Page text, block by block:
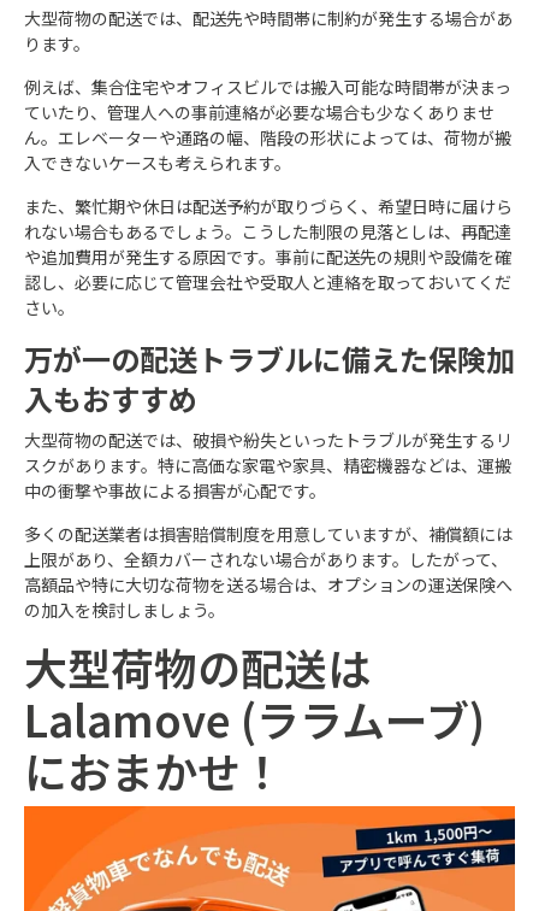
大型荷物の配送では、配送先や時間帯に制約が発生する場合があ
ります。
例えば、集合住宅やオフィスビルでは搬入可能な時間帯が決まっ
ていたり、管理人への事前連絡が必要な場合も少なくありませ
ん。エレベーターや通路の幅、階段の形状によっては、荷物が搬
入できないケースも考えられます。
また、繁忙期や休日は配送予約が取りづらく、希望日時に届けら
れない場合もあるでしょう。こうした制限の見落としは、再配達
や追加費用が発生する原因です。事前に配送先の規則や設備を確
認し、必要に応じて管理会社や受取人と連絡を取っておいてくだ
さい。
万が一の配送トラブルに備えた保険加
入もおすすめ
大型荷物の配送では、破損や紛失といったトラブルが発生するリ
スクがあります。特に高価な家電や家具、精密機器などは、運搬
中の衝撃や事故による損害が心配です。
多くの配送業者は損害賠償制度を用意していますが、補償額には
上限があり、全額カバーされない場合があります。したがって、
高額品や特に大切な荷物を送る場合は、オプションの運送保険へ
の加入を検討しましょう。
大型荷物の配送は
Lalamove (ララムーブ)
におまかせ！